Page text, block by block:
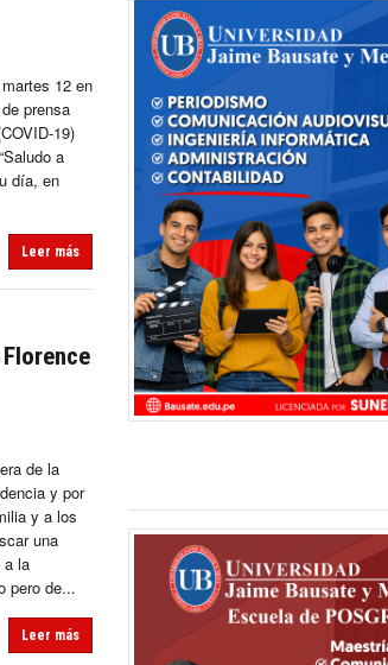
12 en
prensa
19)
a
día, en
Leer más
de la
y por
y a los
una
a la
pero de...
Leer más